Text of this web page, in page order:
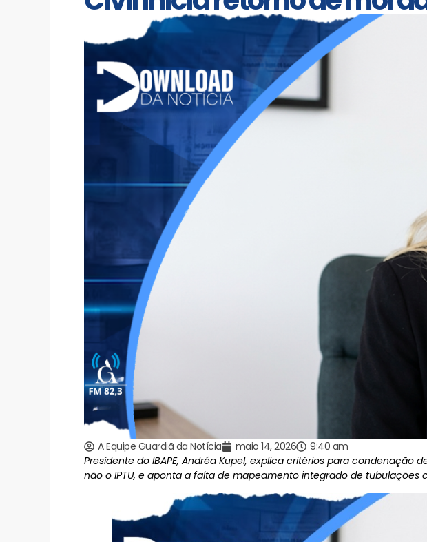
A Equipe Guardiã da Notícia maio 14, 2026
9:40 am
Presidente do IBAPE, Andréa Kupel, explica critérios para
não o IPTU, e aponta a falta de mapeamento integrado de tubulações